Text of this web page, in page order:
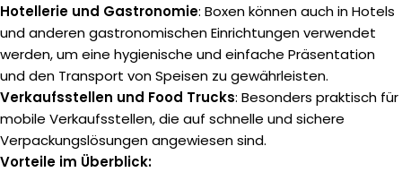
Hotellerie und Gastronomie: Boxen können auch in Hotels
und anderen gastronomischen Einrichtungen verwendet
werden, um eine hygienische und einfache Präsentation
und den Transport von Speisen zu gewährleisten.
Verkaufsstellen und Food Trucks: Besonders praktisch für
mobile Verkaufsstellen, die auf schnelle und sichere
Verpackungslösungen angewiesen sind.
Vorteile im Überblick: